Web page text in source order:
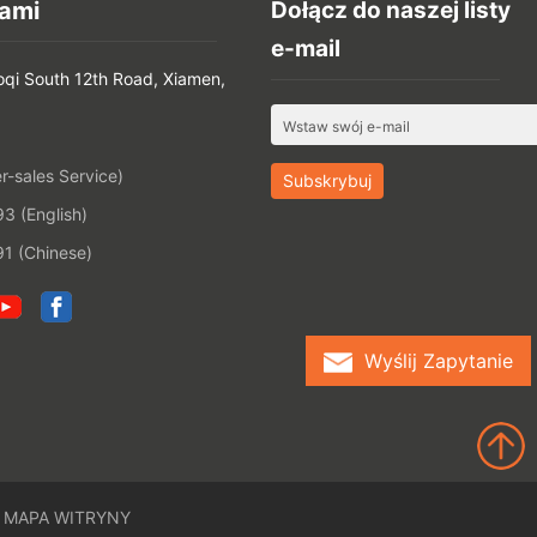
South 12th Road, Xiamen,
sales Service)
(English)
(Chinese)
Dołącz do naszej listy
e-mail
MAPA WITRYNY
Wyślij Zapytanie